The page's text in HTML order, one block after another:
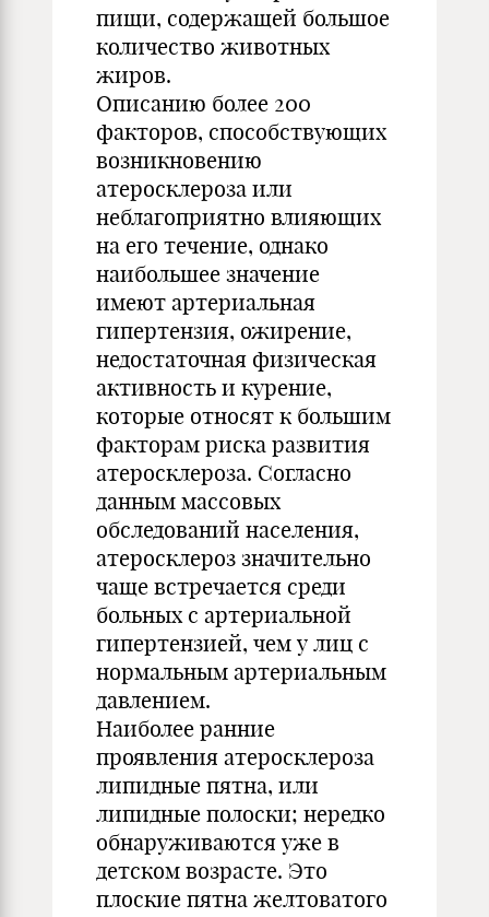
пищи, содержащей большое
количество животных
жиров.
Описанию более 200
факторов, способствующих
возникновению
атеросклероза или
неблагоприятно влияющих
на его течение, однако
наибольшее значение
имеют артериальная
гипертензия, ожирение,
недостаточная физическая
активность и курение,
которые относят к большим
факторам риска развития
атеросклероза. Согласно
данным массовых
обследований населения,
атеросклероз значительно
чаще встречается среди
больных с артериальной
гипертензией, чем у лиц с
нормальным артериальным
давлением.
Наиболее ранние
проявления атеросклероза
липидные пятна, или
липидные полоски; нередко
обнаруживаются уже в
детском возрасте. Это
плоские пятна желтоватого